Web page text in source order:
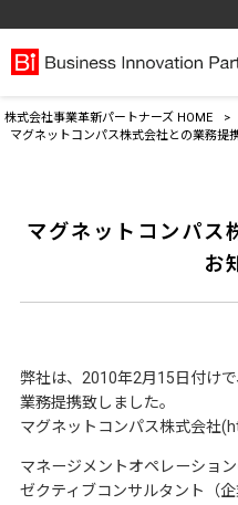
株式会社事業革新パートナーズ HOME >
マグネットコンパス株式会社との業務提
マグネットコンパス
お
弊社は、2010年2月15日付け
業務提携致しました。
マグネットコンパス株式会社
マネージメントオペレーショ
ゼクティブコンサルタント（